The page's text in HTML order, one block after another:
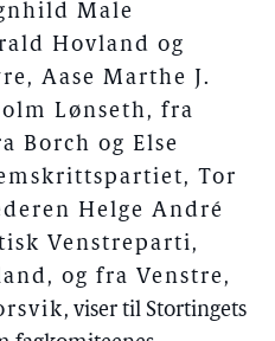
Male
Hovland og
Aase Marthe J.
Lønseth, fra
Borch og Else
Tor
Helge André
Venstreparti,
og fra Venstre,
, viser til Stortingets